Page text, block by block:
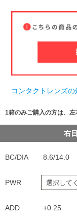
コンタクトレンズの
1箱のみご購入の方は、
右
BC/DIA 8.6/14.0
PWR
ADD +0.25